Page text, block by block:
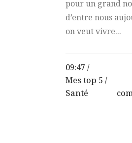
pour un grand
d’entre nous
on veut vivre...
09:47 /
Mes top 5 /
Santé